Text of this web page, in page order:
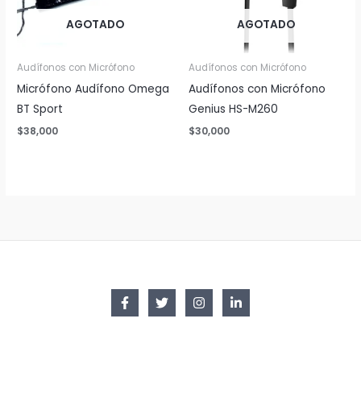
AGOTADO
Audífonos con Micrófono
Micrófono Audífono Omega
BT Sport
$38,000
AGOTADO
Audífonos con Micrófono
Audífonos con Micrófono
Genius HS-M260
$30,000